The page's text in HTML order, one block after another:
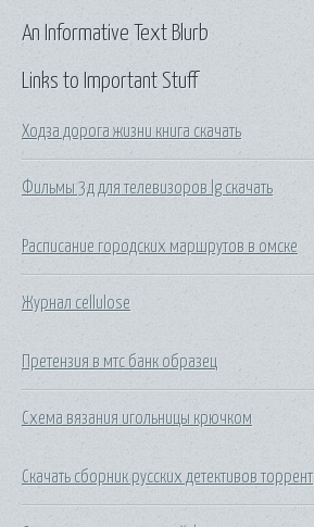
Links to Important Stuff
Ходза дорога жизни книга скачать
Фильмы 3д для телевизоров lg скачать
Расписание городских маршрутов в омске
Журнал cellulose
Претензия в мтс банк образец
Схема вязания игольницы крючком
Скачать сборник русских детективов торрент
An Informative Text Blurb